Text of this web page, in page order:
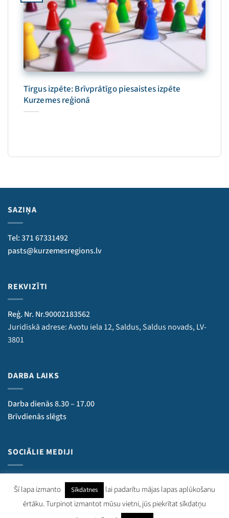
Tirgus izpēte: Brīvprātīgo piesaistes izpēte
Kurzemes reģionā
SAZIŅA
Tel: 371 67331492
pasts@kurzemesregions.lv
REKVIZĪTI
Reģ. Nr. Nr.90002183562
Juridiskā adrese: Avotu iela 12, Saldus, Saldus novads, LV-
3801
DARBA LAIKS
Darba dienās 8.30 – 17.00
Brīvdienās slēgts
SOCIĀLIE MEDIJI
Šī lapa izmanto Sīkdatnes
lai padarītu mājas lapas aplūkošanu
ērtāku. Turpinot izmantot mūsu vietni, jūs piekrītat sīkdatņu